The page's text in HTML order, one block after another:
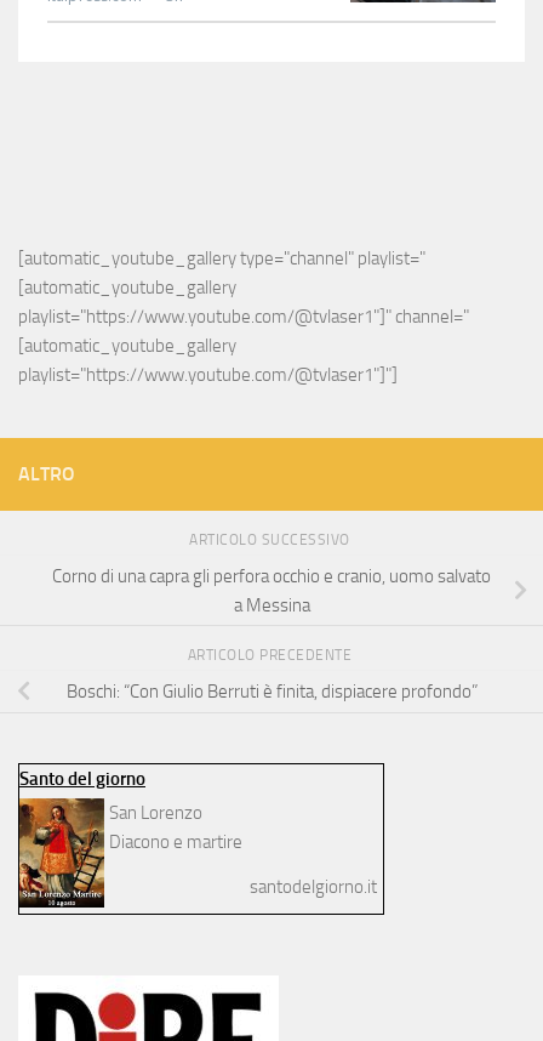
[automatic_youtube_gallery type="channel" playlist="
[automatic_youtube_gallery
playlist="https://www.youtube.com/@tvlaser1"]" channel="
[automatic_youtube_gallery
playlist="https://www.youtube.com/@tvlaser1"]"]
ALTRO
ARTICOLO SUCCESSIVO
Corno di una capra gli perfora occhio e cranio, uomo salvato
a Messina
ARTICOLO PRECEDENTE
Boschi: “Con Giulio Berruti è finita, dispiacere profondo”
Santo del giorno
San Lorenzo
Diacono e martire
santodelgiorno.it